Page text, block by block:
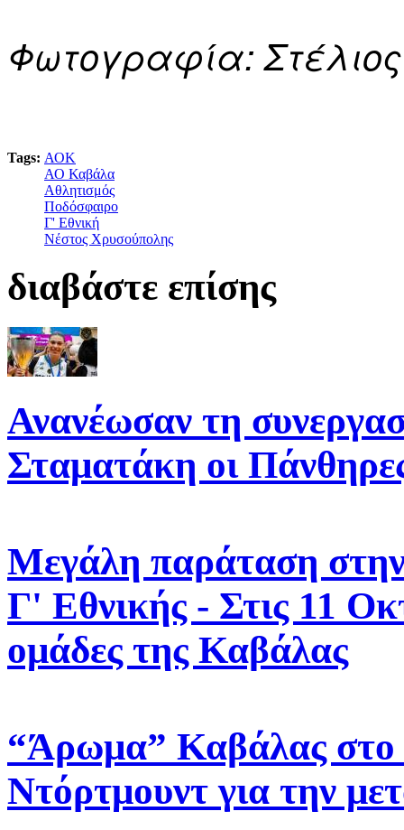
Φωτογραφία:
Tags: ΑΟΚ
ΑΟ Καβάλα
Αθλητισμός
Ποδόσφαιρο
Γ' Εθνική
Νέστος Χρυσούπολης
διαβάστε επίσης
Ανανέωσαν τη
Σταματάκη οι
Μεγάλη παράταση στην
Γ' Εθνικής - Στις 11
ομάδες της Καβάλας
“Άρωμα” Καβάλας στο
Ντόρτμουντ για την